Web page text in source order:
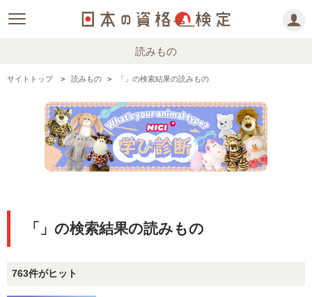
読みもの
サイトトップ 読みもの 「」の検索結果の読みもの
「」の検索結果の読みもの
763件がヒット